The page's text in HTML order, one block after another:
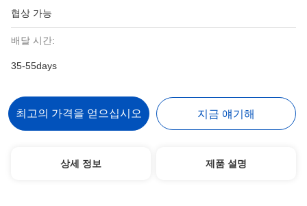
협상 가능
배달 시간:
35-55days
최고의 가격을 얻으십시오 지금 얘기해
상세 정보 제품 설명